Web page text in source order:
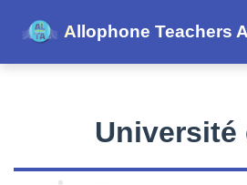
Allophone Teachers
Université